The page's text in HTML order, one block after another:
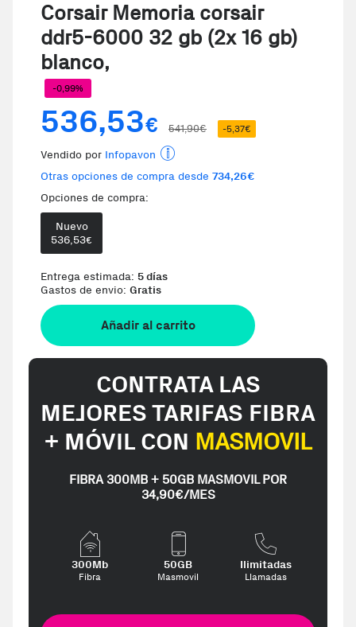
Corsair Memoria corsair
ddr5-6000 32 gb (2x 16 gb)
blanco,
-0,99%
536,53€ 541,90€ -5,37€
Vendido por Infopavon
Otras opciones de compra desde 734,26€
Opciones de compra:
Nuevo
536,53€
Entrega estimada: 5 días
Gastos de envio: Gratis
Añadir al carrito
CONTRATA LAS
MEJORES TARIFAS FIBRA
+ MÓVIL CON MASMOVIL
FIBRA 300MB + 50GB MASMOVIL POR
34,90€/MES
300Mb
Fibra
50GB
Masmovil
Ilimitadas
Llamadas